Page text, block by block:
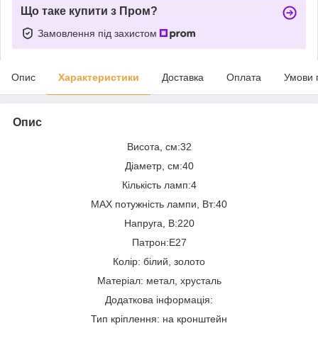
Що таке купити з Пром?
Замовлення під захистом
Опис Характеристики Доставка Оплата Умови
Опис
Висота, см:32
Діаметр, см:40
Кількість ламп:4
MAX потужність лампи, Вт:40
Напруга, В:220
Патрон:E27
Колір: білий, золото
Матеріал: метал, хрусталь
Додаткова інформація:
Тип кріплення: на кронштейн